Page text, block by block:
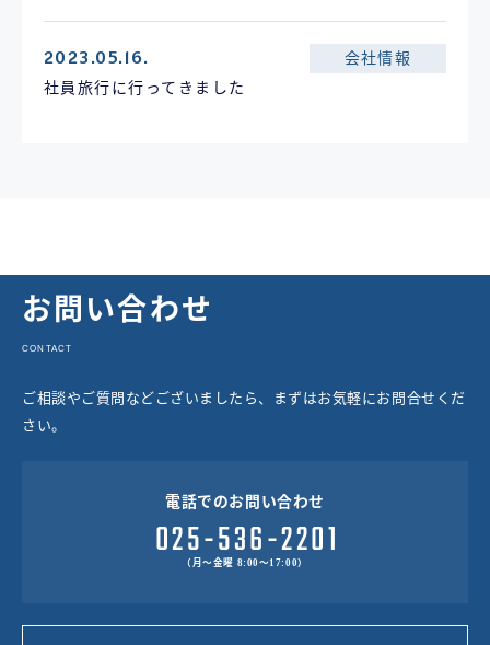
2023.05.16.
会社情報
社員旅行に行ってきました
お問い合わせ
CONTACT
ご相談やご質問などございましたら、まずはお気軽にお問合せくだ
さい。
電話でのお問い合わせ
（月～金曜 8:00～17:00）